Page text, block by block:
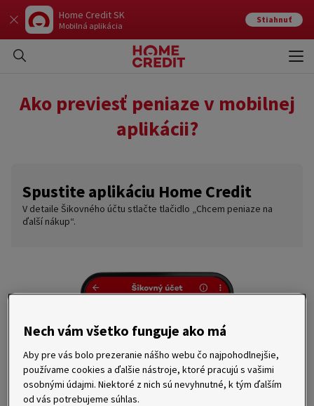
Home Credit SK
Mobilná aplikácia
Stiahnuť
Ako previesť peniaze v mobilnej
aplikácii?
Spustite aplikáciu Home Credit
V detaile Šikovného účtu stlačte tlačidlo „Chcem peniaze na
ďalší nákup“.
Nech vám všetko funguje ako má
Aby pre vás bolo prezeranie nášho webu čo najpohodlnejšie,
používame cookies a ďalšie nástroje, ktoré pracujú s vašimi
osobnými údajmi. Niektoré z nich sú nevyhnutné, k tým ďalším
od vás potrebujeme súhlas.